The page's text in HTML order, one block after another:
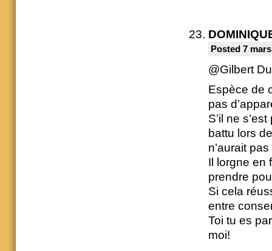
Posted 7
@Gilbert
Espèce de
pas
S’il ne
battu lors
n’aurait
Il lorgne en
prendre
Si cela
entre
Toi tu es
moi!